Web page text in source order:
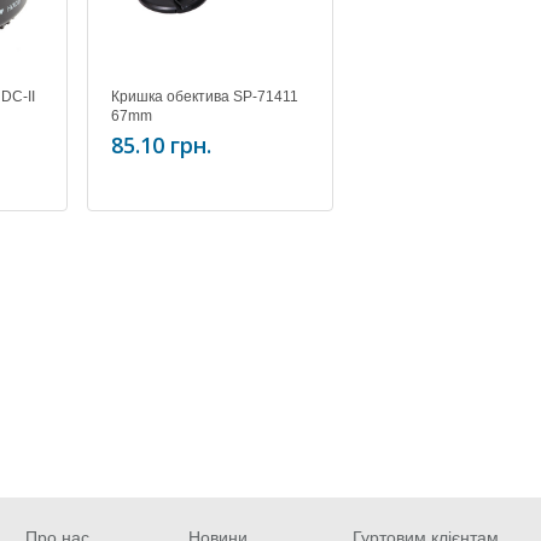
II
Кришка обектива SP-71411
67mm
85.10 грн.